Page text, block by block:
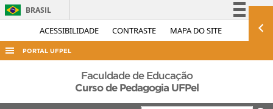
ACESSIBILIDADE CONTRASTE MAPA DO SITE
BRASIL
Simplifique!
Acesso à informação
Legislação
PORTAL UFPEL
ACESSO À INFORMAÇÃOFaculdade de Educação
Curso de Pedagogia UFPel